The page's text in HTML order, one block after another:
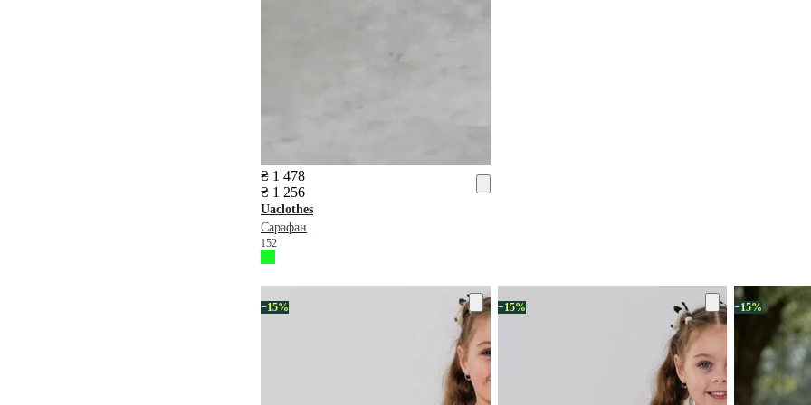
₴ 1 478
₴ 1 256
Uaclothes
Сарафан
152
−15% −15% −15%